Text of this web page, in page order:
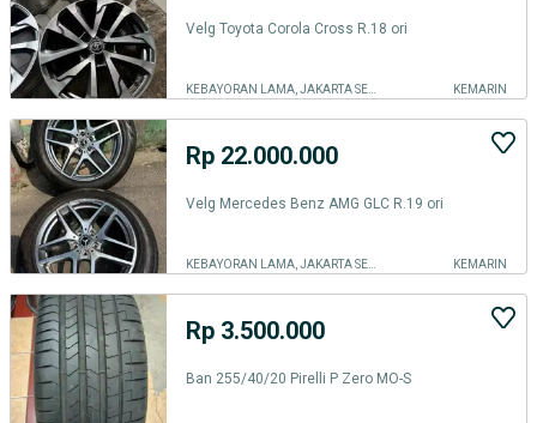
Velg Toyota Corola Cross R.18 ori
KEMARIN
Rp 22.000.000
Velg Mercedes Benz AMG GLC R.19 ori
KEMARIN
Rp 3.500.000
Ban 255/40/20 Pirelli P Zero MO-S